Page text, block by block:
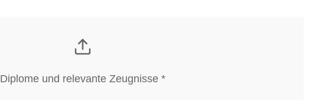
Diplome und relevante Zeugnisse *